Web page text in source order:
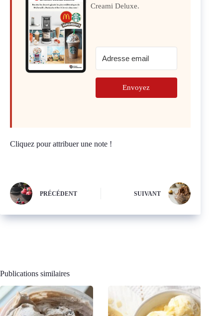
Creami Deluxe.
Envoyez
Cliquez pour attribuer une note !
PRÉCÉDENT SUIVANT
Publications similaires